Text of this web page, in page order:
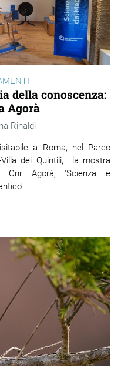
della conoscenza:
Agorà
Rinaldi
a Roma, nel Parco
Villa dei Quintili, la mostra
Cnr Agorà, 'Scienza e